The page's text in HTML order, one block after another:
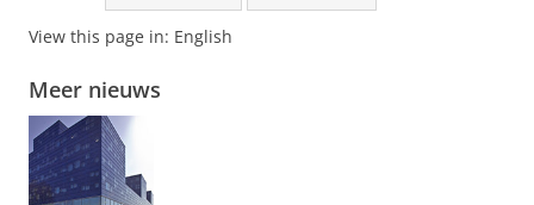
View this page in: English
Meer nieuws